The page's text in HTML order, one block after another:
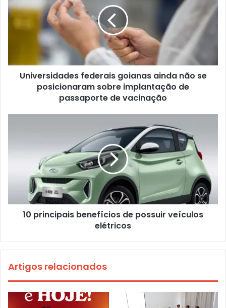
Universidades federais goianas ainda não se
posicionaram sobre implantação de
passaporte de vacinação
10 principais benefícios de possuir veículos
elétricos
Artigos relacionados